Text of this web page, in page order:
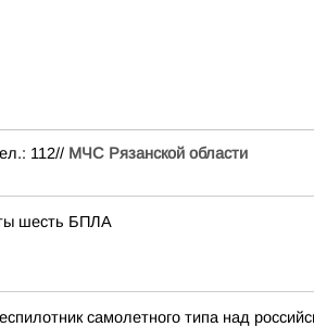
112// МЧС Рязанской области
шесть БПЛА
самолетного типа над